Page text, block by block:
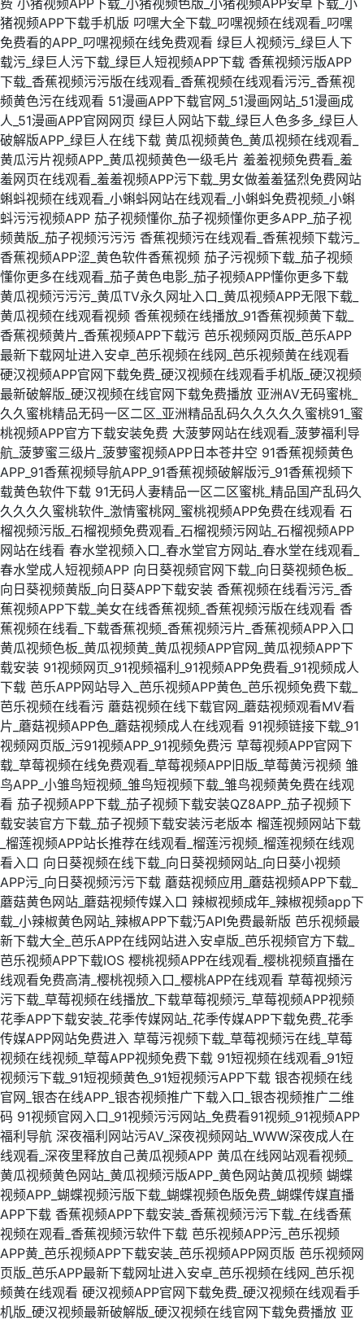
猪视频APP下载手机版 叼嘿大全下载_叼嘿视频在线观看_叼嘿
免费看的APP_叼嘿视频在线免费观看 绿巨人视频污_绿巨人下
载污_绿巨人污下载_绿巨人短视频APP下载 香蕉视频污版APP
下载_香蕉视频污污版在线观看_香蕉视频在线观看污污_香蕉视
频黄色污在线观看 51漫画APP下载官网_51漫画网站_51漫画成
人_51漫画APP官网网页 绿巨人网站下载_绿巨人色多多_绿巨人
破解版APP_绿巨人在线下载 黄瓜视频黄色_黄瓜视频在线观看_
黄瓜污片视频APP_黄瓜视频黄色一级毛片 羞羞视频免费看_羞
羞网页在线观看_羞羞视频APP污下载_男女做羞羞猛烈免费网站
蝌蚪视频在线观看_小蝌蚪网站在线观看_小蝌蚪免费视频_小蝌
蚪污污视频APP 茄子视频懂你_茄子视频懂你更多APP_茄子视
频黄版_茄子视频污污污 香蕉视频污在线观看_香蕉视频下载污_
香蕉视频APP涩_黄色软件香蕉视频 茄子污视频下载_茄子视频
懂你更多在线观看_茄子黄色电影_茄子视频APP懂你更多下载
黄瓜视频污污污_黄瓜TV永久网址入口_黄瓜视频APP无限下载_
黄瓜视频在线观看视频 香蕉视频在线播放_91香蕉视频黄下载_
香蕉视频黄片_香蕉视频APP下载污 芭乐视频网页版_芭乐APP
最新下载网址进入安卓_芭乐视频在线网_芭乐视频黄在线观看
硬汉视频APP官网下载免费_硬汉视频在线观看手机版_硬汉视频
最新破解版_硬汉视频在线官网下载免费播放 亚洲AV无码蜜桃_
久久蜜桃精品无码一区二区_亚洲精品乱码久久久久久蜜桃91_蜜
桃视频APP官方下载安装免费 大菠萝网站在线观看_菠萝福利导
航_菠萝蜜三级片_菠萝蜜视频APP日本苍井空 91香蕉视频黄色
APP_91香蕉视频导航APP_91香蕉视频破解版污_91香蕉视频下
载黄色软件下载 91无码人妻精品一区二区蜜桃_精品国产乱码久
久久久久蜜桃软件_激情蜜桃网_蜜桃视频APP免费在线观看 石
榴视频污版_石榴视频免费观看_石榴视频污网站_石榴视频APP
网站在线看 春水堂视频入口_春水堂官方网站_春水堂在线观看_
春水堂成人短视频APP 向日葵视频官网下载_向日葵视频色板_
向日葵视频黄版_向日葵APP下载安装 香蕉视频在线看污污_香
蕉视频APP下载_美女在线香蕉视频_香蕉视频污版在线观看 香
蕉视频在线看_下载香蕉视频_香蕉视频污片_香蕉视频APP入口
黄瓜视频色板_黄瓜视频黄_黄瓜视频APP官网_黄瓜视频APP下
载安装 91视频网页_91视频福利_91视频APP免费看_91视频成人
下载 芭乐APP网站导入_芭乐视频APP黄色_芭乐视频免费下载_
芭乐视频在线看污 蘑菇视频在线下载官网_蘑菇视频观看MV看
片_蘑菇视频APP色_蘑菇视频成人在线观看 91视频链接下载_91
视频网页版_污91视频APP_91视频免费污 草莓视频APP官网下
载_草莓视频在线免费观看_草莓视频APP旧版_草莓黄污视频 雏
鸟APP_小雏鸟短视频_雏鸟短视频下载_雏鸟视频黄免费在线观
看 茄子视频APP下载_茄子视频下载安装QZ8APP_茄子视频下
载安装官方下载_茄子视频下载安装污老版本 榴莲视频网站下载
_榴莲视频APP站长推荐在线观看_榴莲污视频_榴莲视频在线观
看入口 向日葵视频在线下载_向日葵视频网站_向日葵小视频
APP污_向日葵视频污污下载 蘑菇视频应用_蘑菇视频APP下载_
蘑菇黄色网站_蘑菇视频传媒入口 辣椒视频成年_辣椒视频app下
载_小辣椒黄色网站_辣椒APP下载汅API免费最新版 芭乐视频最
新下载大全_芭乐APP在线网站进入安卓版_芭乐视频官方下载_
芭乐视频APP下载IOS 樱桃视频APP在线观看_樱桃视频直播在
线观看免费高清_樱桃视频入口_樱桃APP在线观看 草莓视频污
污下载_草莓视频在线播放_下载草莓视频污_草莓视频APP视频
花季APP下载安装_花季传媒网站_花季传媒APP下载免费_花季
传媒APP网站免费进入 草莓污视频下载_草莓视频污在线_草莓
视频在线视频_草莓APP视频免费下载 91短视频在线观看_91短
视频污下载_91短视频黄色_91短视频污APP下载 银杏视频在线
官网_银杏在线APP_银杏视频推广下载入口_银杏视频推广二维
码 91视频官网入口_91视频污污网站_免费看91视频_91视频APP
福利导航 深夜福利网站污AV_深夜视频网站_WWW深夜成人在
线观看_深夜里释放自己黄瓜视频APP 黄瓜在线网站观看视频_
黄瓜视频黄色网站_黄瓜视频污版APP_黄色网站黄瓜视频 蝴蝶
视频APP_蝴蝶视频污版下载_蝴蝶视频色版免费_蝴蝶传媒直播
APP下载 香蕉视频APP下载安装_香蕉视频污污下载_在线香蕉
视频在观看_香蕉视频污软件下载 芭乐视频APP污_芭乐视频
APP黄_芭乐视频APP下载安装_芭乐视频APP网页版 芭乐视频网
页版_芭乐APP最新下载网址进入安卓_芭乐视频在线网_芭乐视
频黄在线观看 硬汉视频APP官网下载免费_硬汉视频在线观看手
机版_硬汉视频最新破解版_硬汉视频在线官网下载免费播放 亚